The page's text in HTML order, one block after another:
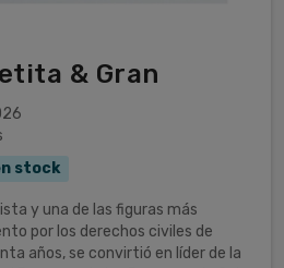
& Gran
stock
y una de las figuras más
por los derechos civiles de
años, se convirtió en líder de la